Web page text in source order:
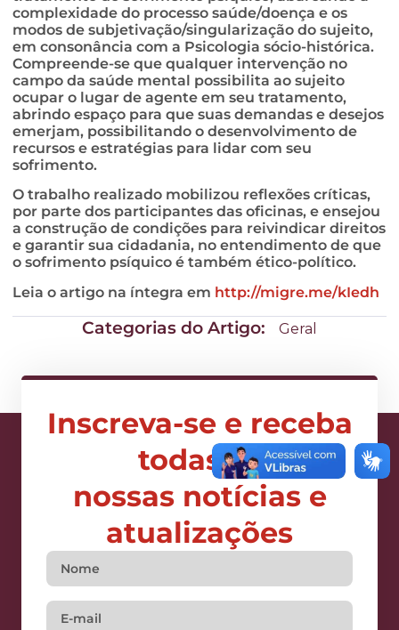
complexidade do processo saúde/doença e os
modos de subjetivação/singularização do sujeito,
em consonância com a Psicologia sócio-histórica.
Compreende-se que qualquer intervenção no
campo da saúde mental possibilita ao sujeito
ocupar o lugar de agente em seu tratamento,
abrindo espaço para que suas demandas e desejos
emerjam, possibilitando o desenvolvimento de
recursos e estratégias para lidar com seu
sofrimento.
O trabalho realizado mobilizou reflexões críticas,
por parte dos participantes das oficinas, e ensejou
a construção de condições para reivindicar direitos
e garantir sua cidadania, no entendimento de que
o sofrimento psíquico é também ético-político.
Leia o artigo na íntegra em http://migre.me/kIedh
Categorias do Artigo: Geral
Inscreva-se e receba
todas as
nossas notícias e
atualizações